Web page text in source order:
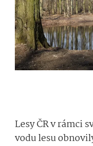
Lesy ČR v rámci
vodu lesu